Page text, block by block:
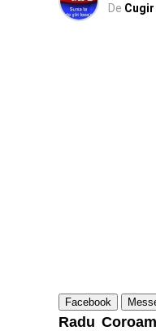
De Cugir
Facebook
Radu